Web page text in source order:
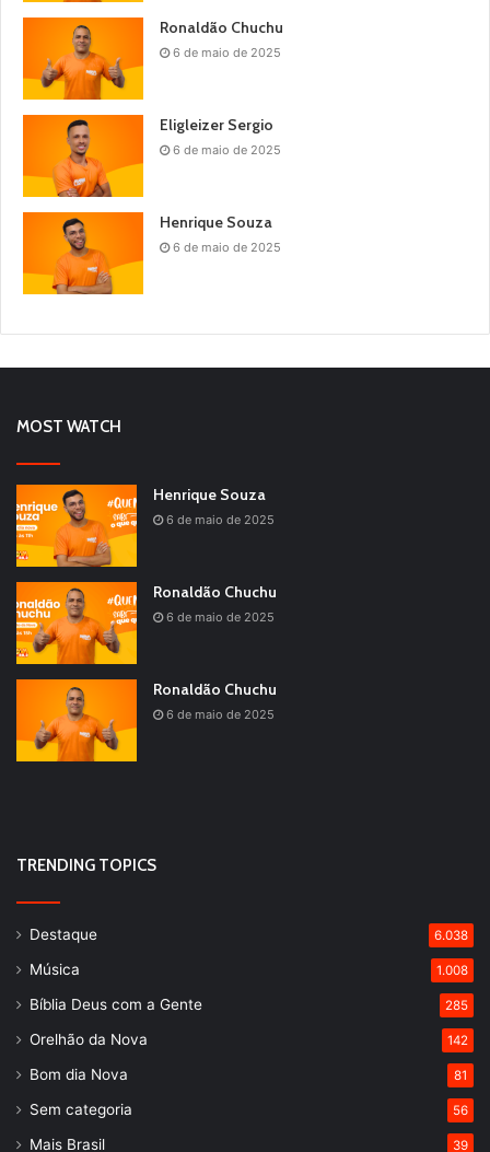
Ronaldão Chuchu
6 de maio de 2025
Eligleizer Sergio
6 de maio de 2025
Henrique Souza
6 de maio de 2025
MOST WATCH
Henrique Souza
6 de maio de 2025
Ronaldão Chuchu
6 de maio de 2025
Ronaldão Chuchu
6 de maio de 2025
TRENDING TOPICS
Destaque 6.038
Música 1.008
Bíblia Deus com a Gente 285
Orelhão da Nova 142
Bom dia Nova 81
Sem categoria 56
Mais Brasil 39